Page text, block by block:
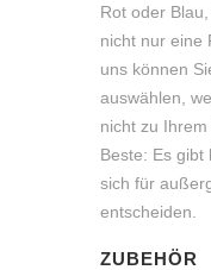
Rot oder
nicht nur eine
uns können
auswählen,
nicht zu
Beste: Es gibt
sich für
entscheiden.
ZUBEHÖR